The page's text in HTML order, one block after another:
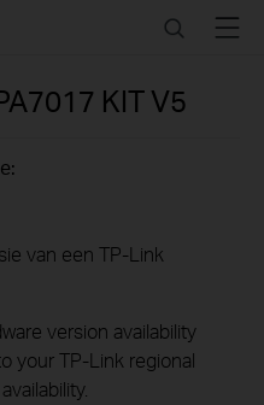
SearchMenu
KITV5
van een TP-Link
version availability
your TP-Link regional